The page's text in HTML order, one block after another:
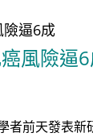
逼6成
風險逼
者前天發表